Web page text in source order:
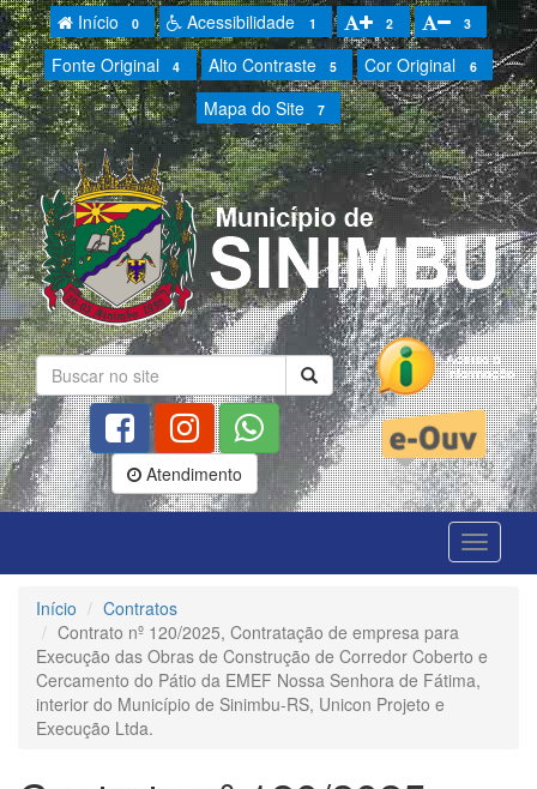
Início 0 Acessibilidade 1 2 3
Fonte Original 4 Alto Contraste 5 Cor Original 6
Mapa do Site 7
Atendimento
Início
Contratos
Contrato nº 120/2025, Contratação de empresa para
Execução das Obras de Construção de Corredor Coberto e
Cercamento do Pátio da EMEF Nossa Senhora de Fátima,
interior do Município de Sinimbu-RS, Unicon Projeto e
Execução Ltda.